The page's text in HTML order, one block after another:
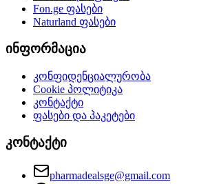
Fon.ge ფასები
Naturland ფასები
ინფორმაცია
კონფიდენციალურობა
Cookie პოლიტიკა
კონტაქტი
ფასები და პაკეტები
კონტაქტი
pharmadealsge@gmail.com